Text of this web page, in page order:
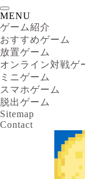
MENU
ゲーム紹介
おすすめゲーム
放置ゲーム
オンライン対戦ゲ
ミニゲーム
スマホゲーム
脱出ゲーム
Sitemap
Contact